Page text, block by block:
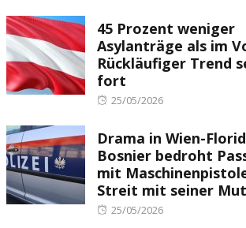
45 Prozent weniger
Asylanträge als im
Rückläufiger Trend
fort
Posted
25/05/2026
Drama in Wien-
Bosnier bedroht
mit
Streit mit seiner
Posted
25/05/2026